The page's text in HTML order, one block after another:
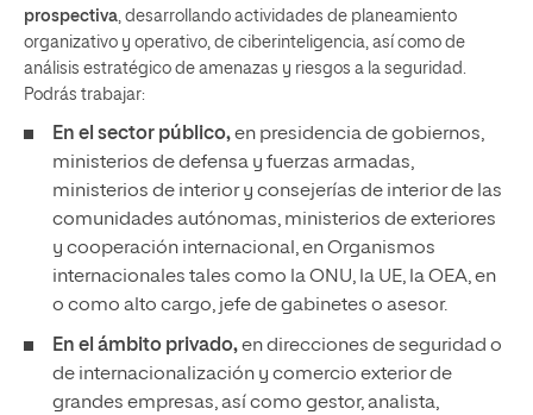
prospectiva, desarrollando actividades de planeamiento
organizativo y operativo, de ciberinteligencia, así como de
análisis estratégico de amenazas y riesgos a la seguridad.
Podrás trabajar:
En el sector público,en presidencia de gobiernos,
ministerios de defensa y fuerzas armadas,
ministerios de interior y consejerías de interior de las
comunidades autónomas, ministerios de exteriores
y cooperación internacional, en Organismos
internacionales tales como la ONU, la UE, la OEA, en
o como alto cargo, jefe de gabinetes o asesor.
En el ámbito privado,en direcciones de seguridad o
de internacionalización y comercio exterior de
grandes empresas, así como gestor, analista,